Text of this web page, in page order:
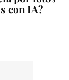
con IA?